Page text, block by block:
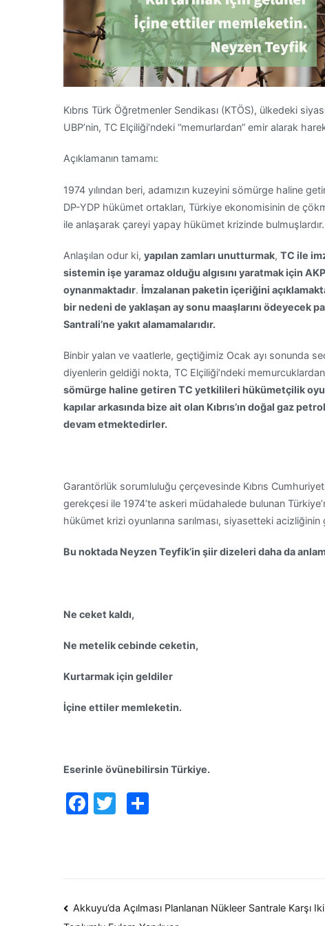
Kıbrıs Türk Öğretmenler Sendikası (KTÖS), ülkedeki
UBP’nin, TC Elçiliği’ndeki “memurlardan” emir alarak
Açıklamanın tamamı:
1974 yılından beri, adamızın kuzeyini sömürge haline
DP-YDP hükümet ortakları, Türkiye ekonomisinin de
ile anlaşarak çareyi yapay hükümet krizinde bulmuşlardır.
Anlaşılan odur ki, yapılan zamları unutturmak, TC ile
sistemin işe yaramaz olduğu algısını yaratmak için
oynanmaktadır. İmzalanan paketin içeriğini
bir nedeni de yaklaşan ay sonu maaşlarını ödeyecek
Santrali’ne yakıt alamamalarıdır.
Binbir yalan ve vaatlerle, geçtiğimiz Ocak ayı sonunda
diyenlerin geldiği nokta, TC Elçiliği’ndeki
sömürge haline getiren TC yetkilileri hükümetçilik
kapılar arkasında bize ait olan Kıbrıs’ın doğal gaz
devam etmektedirler.
Garantörlük sorumluluğu çerçevesinde Kıbrıs
gerekçesi ile 1974’te askeri müdahalede bulunan
hükümet krizi oyunlarına sarılması, siyasetteki
Bu noktada Neyzen Teyfik’in şiir dizeleri daha da
Ne ceket kaldı,
Ne metelik cebinde ceketin,
Kurtarmak için geldiler
İçine ettiler memleketin.
Eserinle övünebilirsin Türkiye.
Facebook
Twitter
Yazı
Akkuyu’da Açılması Planlanan Nükleer Santrale Karşı Iki